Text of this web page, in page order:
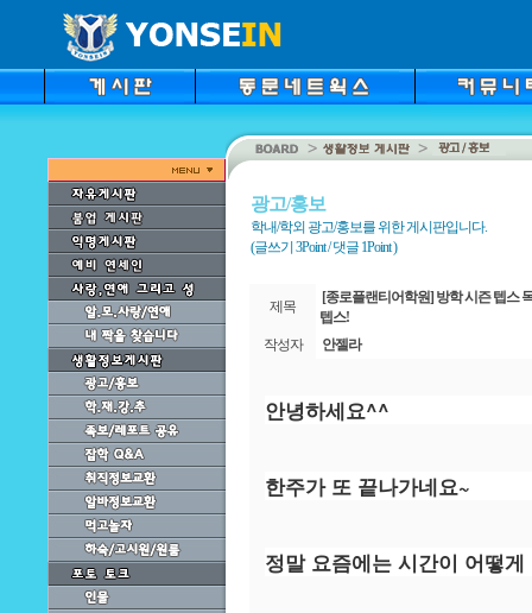
광고/홍보
학내/학외 광고/홍보를 위한 게시판입니다.
(글쓰기 3Point / 댓글 1Point )
제목
[종로플랜티어학원] 방학 시즌 텝스
텝스!
작성자
안젤라
안녕하세요^^
한주가 또 끝나가네요~
정말 요즘에는 시간이 어떻